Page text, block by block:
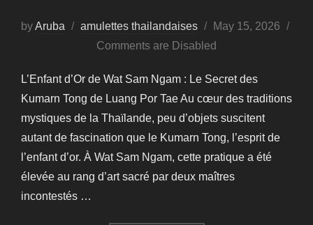
byAruba amulettes thailandaises
Posted
on
May 15, 2026
Comments are Disabled
L’Enfant d’Or de Wat Sam Ngam : Le Secret des
Kumarn Tong de Luang Por Tae Au cœur des traditions
mystiques de la Thaïlande, peu d’objets suscitent
autant de fascination que le Kumarn Tong, l’esprit de
l’enfant d’or. À Wat Sam Ngam, cette pratique a été
élevée au rang d’art sacré par deux maîtres
incontestés …